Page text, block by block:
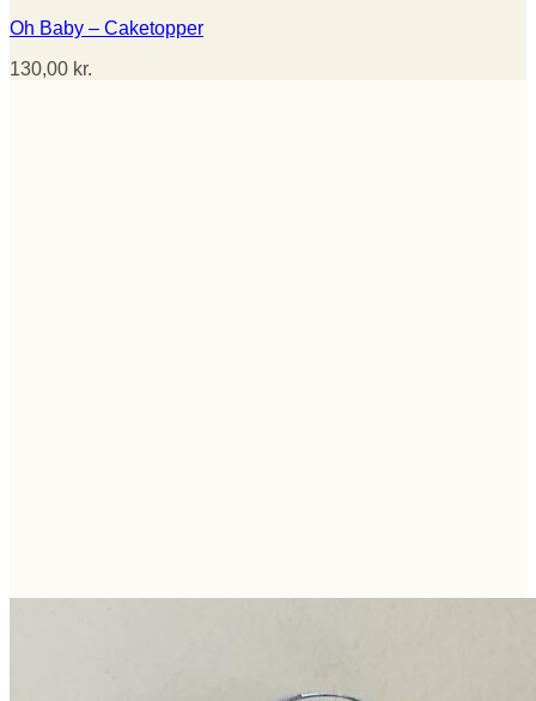
Oh Baby – Caketopper
130,00 kr.